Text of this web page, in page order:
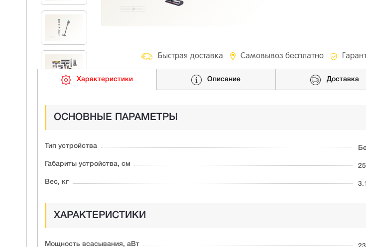
Быстрая доставка Самовывоз бесплатно
Характеристики Описание Доставка
ОСНОВНЫЕ ПАРАМЕТРЫ
Тип устройства
Габариты устройства, см
Вес, кг 3.1
ХАРАКТЕРИСТИКИ
Мощность всасывания, аВт